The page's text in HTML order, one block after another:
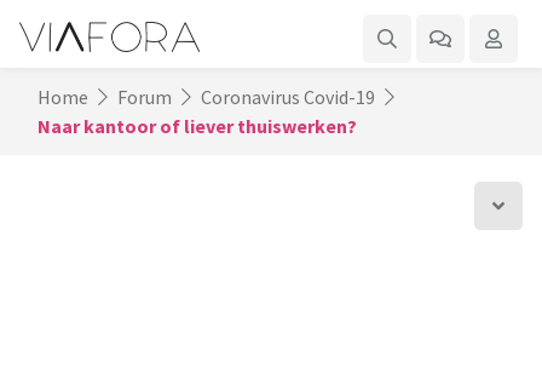
Home Forum
Coronavirus Covid-19
Naar kantoor of liever thuiswerken?